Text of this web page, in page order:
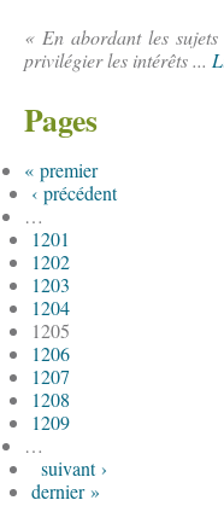
« En abordant les sujets
privilégier les intérêts ...
Pages
« premier
‹ précédent
…
1201
1202
1203
1204
1205
1206
1207
1208
1209
…
suivant ›
dernier »